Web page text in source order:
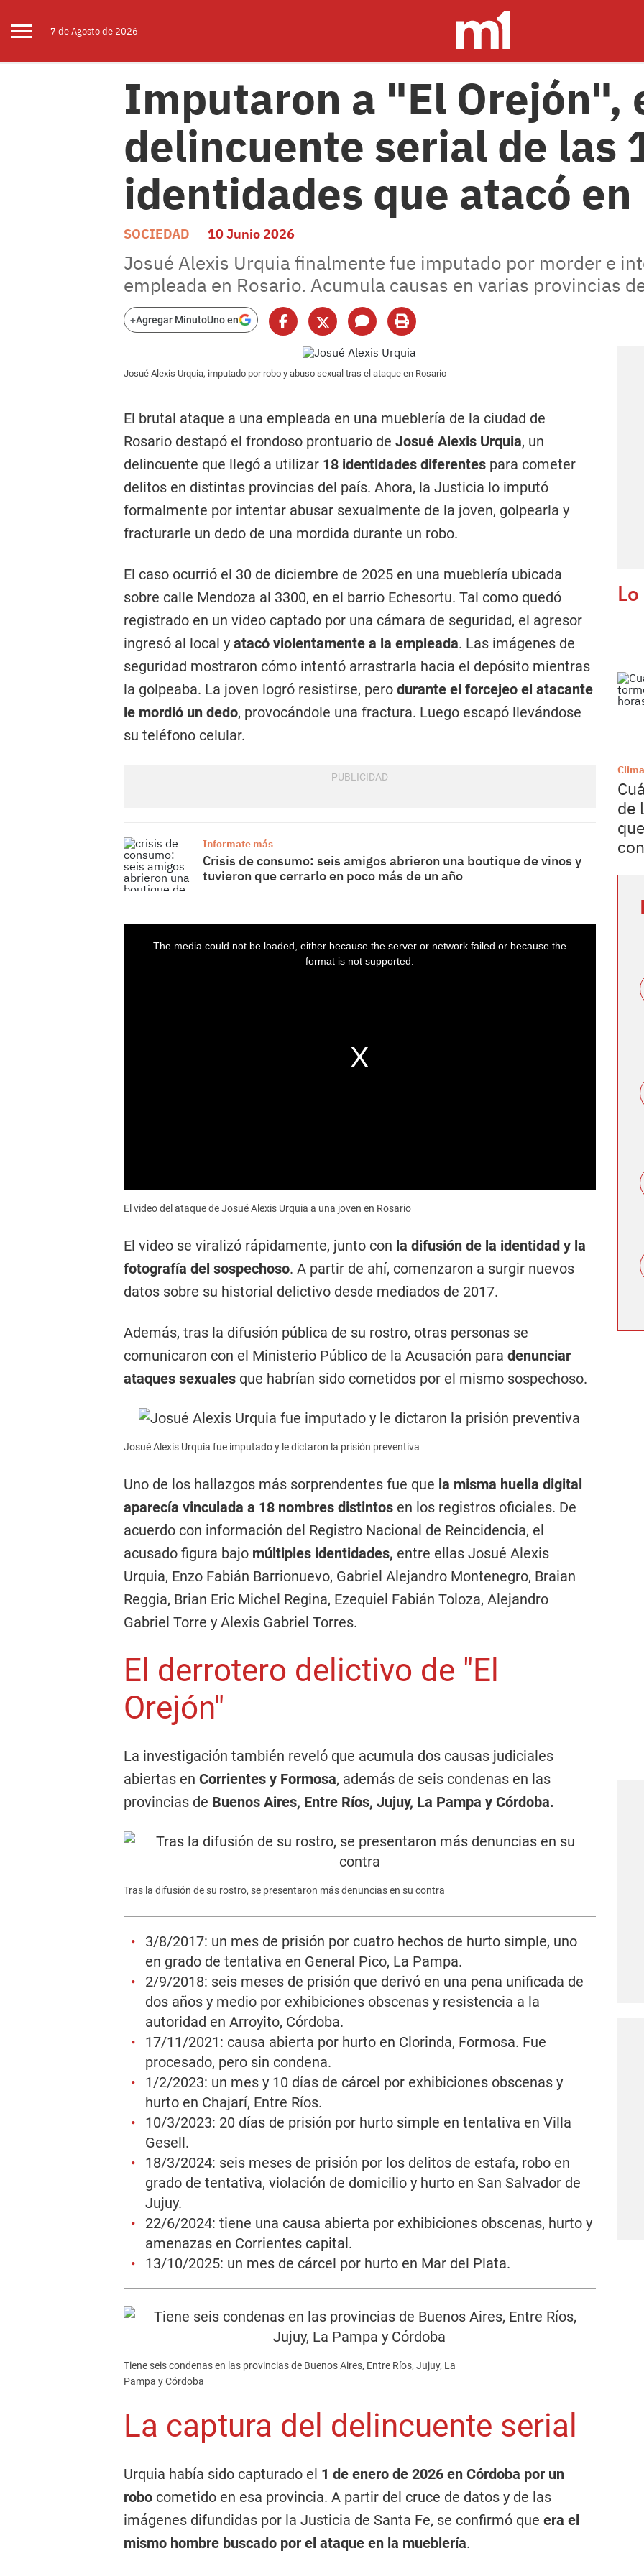
7 deAgostode 2026
Imputaron a "El Orejón",
delincuente serial de las
identidades que atacó en
SOCIEDAD 10 Junio 2026
Josué Alexis Urquia finalmente fue imputado por morder e
empleada en Rosario. Acumula causas en varias provincias
+Agregar MinutoUno en
Josué Alexis Urquia, imputado por robo y abuso sexual tras el ataque en Rosario
El brutal ataque a una empleada en una mueblería de la ciudad de
Rosario destapó el frondoso prontuario de Josué Alexis Urquia, un
delincuente que llegó a utilizar 18 identidades diferentes para cometer
delitos en distintas provincias del país. Ahora, la Justicia lo imputó
formalmente por intentar abusar sexualmente de la joven, golpearla y
fracturarle un dedo de una mordida durante un robo.
El caso ocurrió el 30 de diciembre de 2025 en una mueblería ubicada
sobre calle Mendoza al 3300, en el barrio Echesortu. Tal como quedó
registrado en un video captado por una cámara de seguridad, el agresor
ingresó al local y atacó violentamente a la empleada. Las imágenes de
seguridad mostraron cómo intentó arrastrarla hacia el depósito mientras
la golpeaba. La joven logró resistirse, pero durante el forcejeo el atacante
le mordió un dedo, provocándole una fractura. Luego escapó llevándose
su teléfono celular.
Informate más
Crisis de consumo: seis amigos abrieron una boutique de vinos y
tuvieron que cerrarlo en poco más de un año
El video del ataque de Josué Alexis Urquia a una joven en Rosario
El video se viralizó rápidamente, junto con la difusión de la identidad y la
fotografía del sospechoso. A partir de ahí, comenzaron a surgir nuevos
datos sobre su historial delictivo desde mediados de 2017.
Además, tras la difusión pública de su rostro, otras personas se
comunicaron con el Ministerio Público de la Acusación para denunciar
ataques sexuales que habrían sido cometidos por el mismo sospechoso.
Josué Alexis Urquia fue imputado y le dictaron la prisión preventiva
Uno de los hallazgos más sorprendentes fue que la misma huella digital
aparecía vinculada a 18 nombres distintos en los registros oficiales. De
acuerdo con información del Registro Nacional de Reincidencia, el
acusado figura bajo múltiples identidades, entre ellas Josué Alexis
Urquia, Enzo Fabián Barrionuevo, Gabriel Alejandro Montenegro, Braian
Reggia, Brian Eric Michel Regina, Ezequiel Fabián Toloza, Alejandro
Gabriel Torre y Alexis Gabriel Torres.
El derrotero delictivo de "El
Orejón"
La investigación también reveló que acumula dos causas judiciales
abiertas en Corrientes y Formosa, además de seis condenas en las
provincias de Buenos Aires, Entre Ríos, Jujuy, La Pampa y Córdoba.
Tras la difusión de su rostro, se presentaron más denuncias en su contra
3/8/2017: un mes de prisión por cuatro hechos de hurto simple, uno
en grado de tentativa en General Pico, La Pampa.
2/9/2018: seis meses de prisión que derivó en una pena unificada de
dos años y medio por exhibiciones obscenas y resistencia a la
autoridad en Arroyito, Córdoba.
17/11/2021: causa abierta por hurto en Clorinda, Formosa. Fue
procesado, pero sin condena.
1/2/2023: un mes y 10 días de cárcel por exhibiciones obscenas y
hurto en Chajarí, Entre Ríos.
10/3/2023: 20 días de prisión por hurto simple en tentativa en Villa
Gesell.
18/3/2024: seis meses de prisión por los delitos de estafa, robo en
grado de tentativa, violación de domicilio y hurto en San Salvador de
Jujuy.
22/6/2024: tiene una causa abierta por exhibiciones obscenas, hurto y
amenazas en Corrientes capital.
13/10/2025: un mes de cárcel por hurto en Mar del Plata.
Tiene seis condenas en las provincias de Buenos Aires, Entre Ríos, Jujuy, La
Pampa y Córdoba
La captura del delincuente serial
Urquia había sido capturado el 1 de enero de 2026 en Córdoba por un
robo cometido en esa provincia. A partir del cruce de datos y de las
imágenes difundidas por la Justicia de Santa Fe, se confirmó que era el
mismo hombre buscado por el ataque en la mueblería.
Clima
de